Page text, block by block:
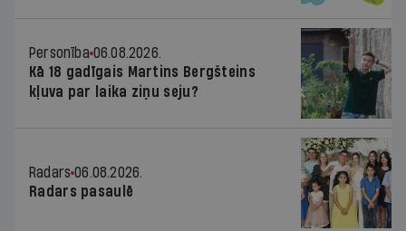
Personība 06.08.2026.
Kā 18 gadīgais Martins Bergšteins
kļuva par laika ziņu seju?
Radars 06.08.2026.
Radars pasaulē